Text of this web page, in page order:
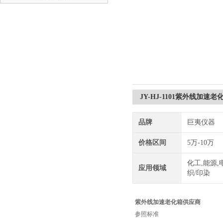
JY-HJ-1101紫外线加速老
品牌 巨夷仪器
价格区间 5万-10万
应用领域
化工,能源,
织/印染
紫外线加速老化箱供应商
参照标准